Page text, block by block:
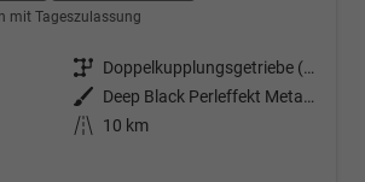
mit Tageszulassung
Getriebe
Doppelkupplungsgetriebe (DSG)
Außenfarbe
Deep Black Perleffekt Metallic
Kilometerstand
10 km